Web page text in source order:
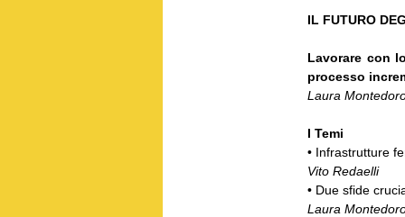
IL FUTURO
Lavorare con
processo
Laura
I Temi
• Infrastrutture
Vito Redaelli
• Due sfide
Laura